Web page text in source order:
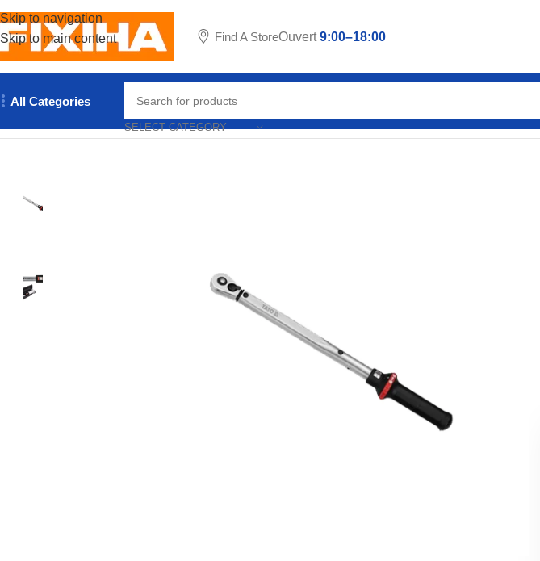
Skip to navigation
Skip to main content
Find A StoreOuvert9:00–18:00
All Categories
SELECT CATEGORY
Outillages & Equipements/Outils manuels/Clé dynamométrique 42Cr-Mo YATO 1/2″